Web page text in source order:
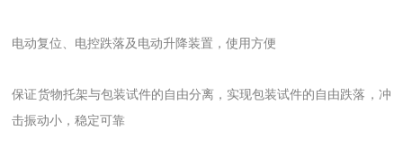
电动复位、电控跌落及电动升降装置，使用方便
保证货物托架与包装试件的自由分离，实现包装试件的自由跌落，冲
击振动小，稳定可靠